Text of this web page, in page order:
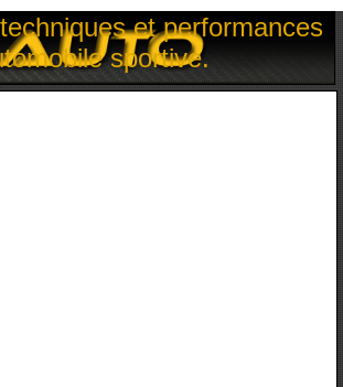
et performances
sportive.